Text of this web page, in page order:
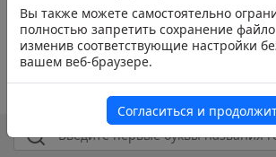
Вы также можете самостоятельно
полностью запретить сохранение
изменив соответствующие настройки
вашем веб-браузере.
Согласиться и